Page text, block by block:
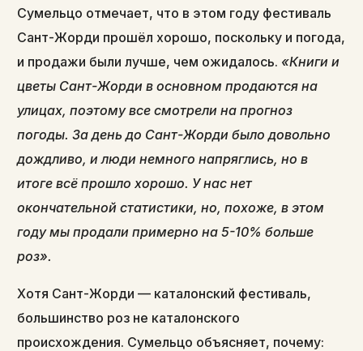
Сумельцо отмечает, что в этом году фестиваль
Сант-Жорди прошёл хорошо, поскольку и погода,
и продажи были лучше, чем ожидалось. «Книги и
цветы Сант-Жорди в основном продаются на
улицах, поэтому все смотрели на прогноз
погоды. За день до Сант-Жорди было довольно
дождливо, и люди немного напряглись, но в
итоге всё прошло хорошо. У нас нет
окончательной статистики, но, похоже, в этом
году мы продали примерно на 5-10% больше
роз».
Хотя Сант-Жорди — каталонский фестиваль,
большинство роз не каталонского
происхождения. Сумельцо объясняет, почему: